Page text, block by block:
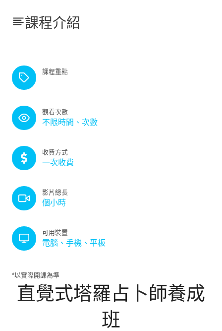
課程介紹
課程重點
觀看次數
不限時間、次數
收費方式
一次收費
影片總長
個小時
可用裝置
電腦、手機、平板
*以實際開課為準
直覺式塔羅占卜師養成
班